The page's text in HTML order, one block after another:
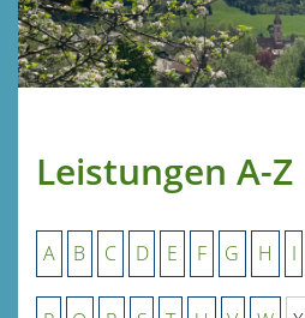
Leistungen A-Z
A B C D E F G H I